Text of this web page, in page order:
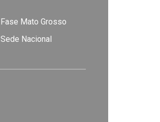
Fase Mato Grosso
Sede Nacional